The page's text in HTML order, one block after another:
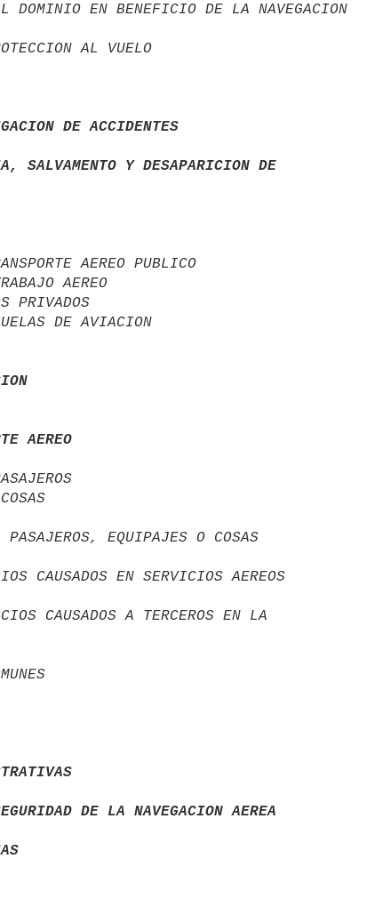
DOMINIO EN BENEFICIO DE LA NAVEGACION
DE ACCIDENTES
SALVAMENTO Y DESAPARICION DE
AEREO PUBLICO
AEREO
PRIVADOS
AEREO
PASAJEROS, EQUIPAJES O COSAS
CAUSADOS EN SERVICIOS AEREOS
CAUSADOS A TERCEROS EN LA
DE LA NAVEGACION AEREA